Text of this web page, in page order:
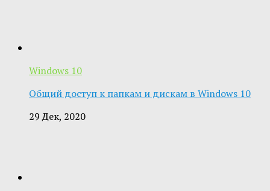
Windows 10
Общий доступ к папкам и дискам в Windows 10
29 Дек, 2020